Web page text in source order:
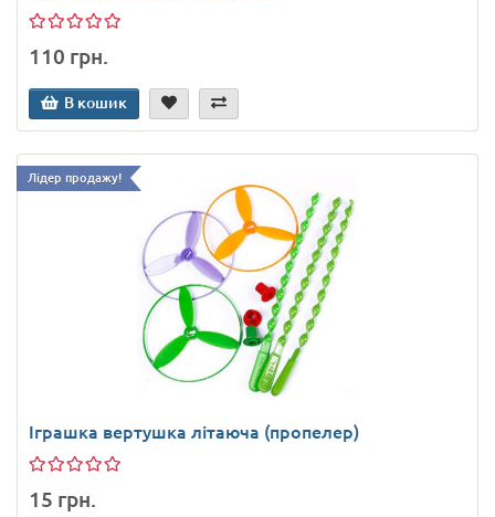
110 грн.
В кошик
Лідер продажу!
Іграшка вертушка літаюча (пропелер)
15 грн.